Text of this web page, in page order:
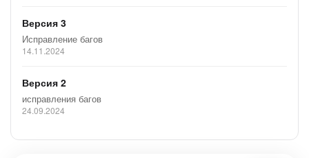
Версия 3
Исправление багов
14.11.2024
Версия 2
исправления багов
24.09.2024